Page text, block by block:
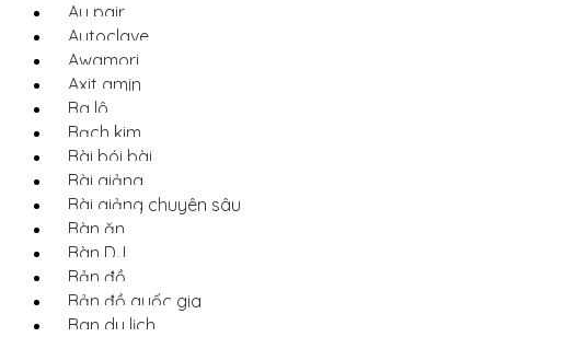
Au pair
Autoclave
Awamori
Axit amin
Ba lô
Bạch kim
Bài bói bài
Bài giảng
Bài giảng chuyên sâu
Bàn ăn
Bàn DJ
Bản đồ
Bản đồ quốc gia
Ban du lịch